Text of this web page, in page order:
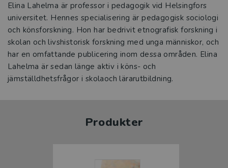
Elina Lahelma är professor i pedagogik vid Helsingfors
universitet. Hennes specialisering är pedagogisk sociologi
och könsforskning. Hon har bedrivit etnografisk forskning i
skolan och livshistorisk forskning med unga människor, och
har en omfattande publicering inom dessa områden. Elina
Lahelma är sedan länge aktiv i köns- och
jämställdhetsfrågor i skolaoch lärarutbildning.
Produkter